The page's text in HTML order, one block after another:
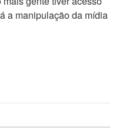
a manipulação da mídia